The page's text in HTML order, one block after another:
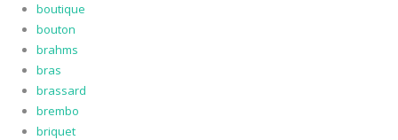
boutique
bouton
brahms
bras
brassard
brembo
briquet